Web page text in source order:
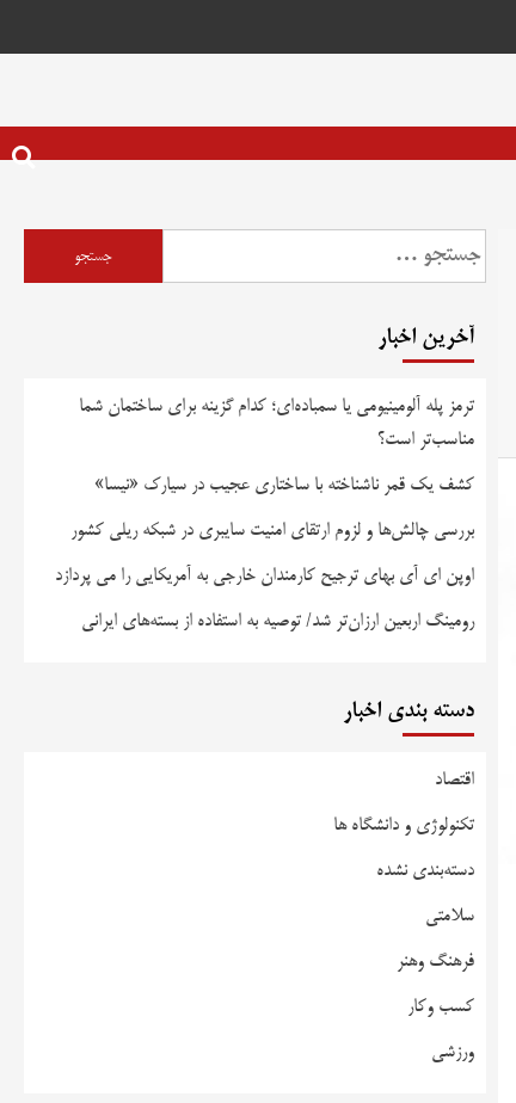
آخرین اخبار
ترمز پله آلومینیومی یا سمباده‌ای؛ کدام گزینه برای ساختمان شما
مناسب‌تر است؟
کشف یک قمر ناشناخته با ساختاری عجیب در سیارک «نیسا»
بررسی چالش‌ها و لزوم ارتقای امنیت سایبری در شبکه ریلی کشور
اوپن ای آی بهای ترجیح کارمندان خارجی به آمریکایی را می پردازد
رومینگ اربعین ارزان‌تر شد/ توصیه به استفاده از بسته‌های ایرانی
دسته بندی اخبار
اقتصاد
تکنولوژی و دانشگاه ها
دسته‌بندی نشده
سلامتی
فرهنگ وهنر
کسب وکار
ورزشی